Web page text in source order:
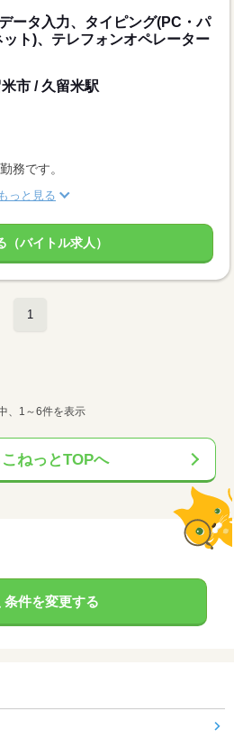
ータ入力、タイピング(PC・パ
ト)、テレフォンオペレーター
市 / 久留米駅
務です。
もっと見る
（バイトル求人）
1
、1～6件を表示
ねっとTOPへ
条件を変更する